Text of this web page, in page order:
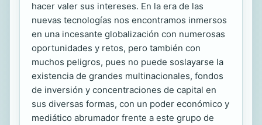
hacer valer sus intereses. En la era de las
nuevas tecnologías nos encontramos inmersos
en una incesante globalización con numerosas
oportunidades y retos, pero también con
muchos peligros, pues no puede soslayarse la
existencia de grandes multinacionales, fondos
de inversión y concentraciones de capital en
sus diversas formas, con un poder económico y
mediático abrumador frente a este grupo de